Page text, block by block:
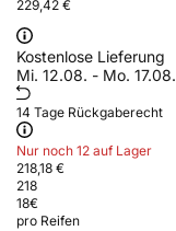
229,42 €
Kostenlose Lieferung
Mi. 12.08. - Mo. 17.08.
14 Tage Rückgaberecht
Nur noch 12 auf Lager
218,18 €
218
18€
pro Reifen